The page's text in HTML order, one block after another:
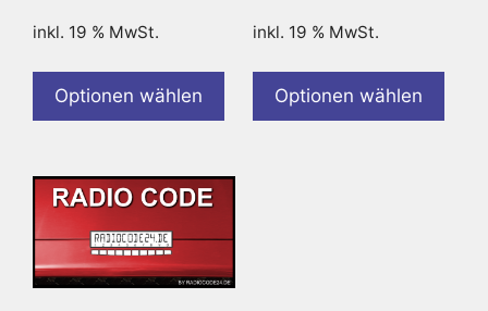
inkl. 19 % MwSt.
Optionen wählen
inkl. 19 % MwSt.
Optionen wählen